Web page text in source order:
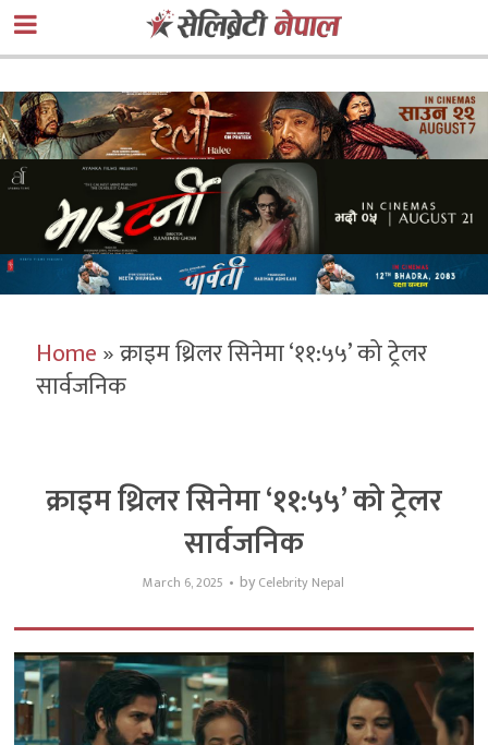
Home»क्राइम थ्रिलर सिनेमा ‘११:५५’ को ट्रेलर
सार्वजनिक
क्राइम थ्रिलर सिनेमा ‘११:५५’ को ट्रेलर
सार्वजनिक
March 6, 2025 by Celebrity Nepal